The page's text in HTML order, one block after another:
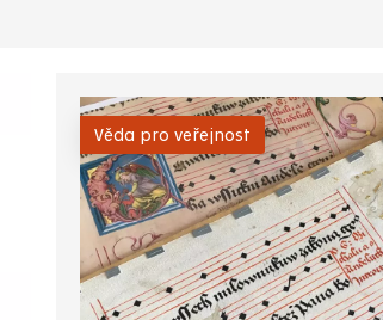
Věda pro veřejnost